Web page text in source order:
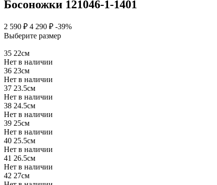
Босоножки 121046-1-1401
2 590 ₽ 4 290 ₽ -39%
Выберите размер
35 22см
Нет в наличии
36 23см
Нет в наличии
37 23.5см
Нет в наличии
38 24.5см
Нет в наличии
39 25см
Нет в наличии
40 25.5см
Нет в наличии
41 26.5см
Нет в наличии
42 27см